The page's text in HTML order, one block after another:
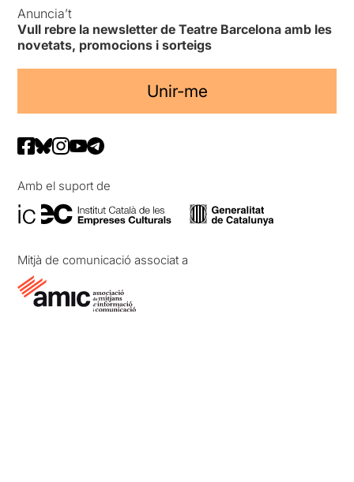
Anuncia’t
Vull rebre la newsletter de Teatre Barcelona amb les
novetats, promocions i sorteigs
Unir-me
Amb el suport de
Mitjà de comunicació associat a